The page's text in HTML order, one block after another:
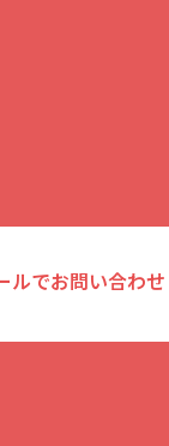
ルでお問い合わせ